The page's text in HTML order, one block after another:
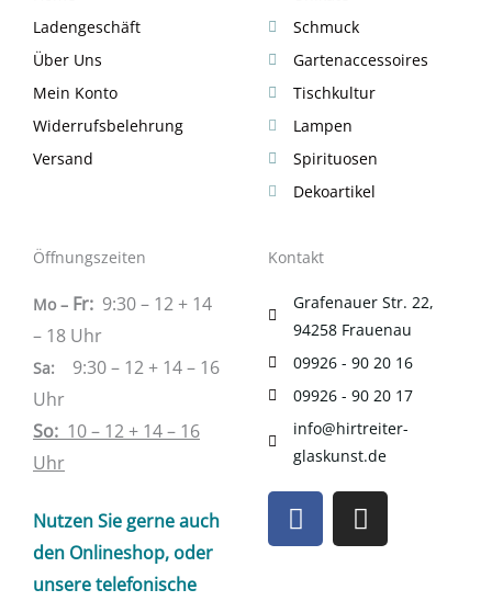
Ladengeschäft
Über Uns
Mein Konto
Widerrufsbelehrung
Versand
Schmuck
Gartenaccessoires
Tischkultur
Lampen
Spirituosen
Dekoartikel
Öffnungszeiten
Mo – Fr: 9:30 – 12 + 14
– 18 Uhr
Sa: 9:30 – 12 + 14 – 16
Uhr
So: 10 – 12 + 14 – 16
Uhr
Nutzen Sie gerne auch
den Onlineshop, oder
unsere telefonische
Kontakt
Grafenauer Str. 22,
94258 Frauenau
09926 - 90 20 16
09926 - 90 20 17
info@hirtreiter-
glaskunst.de
F
a
c
I
n
s